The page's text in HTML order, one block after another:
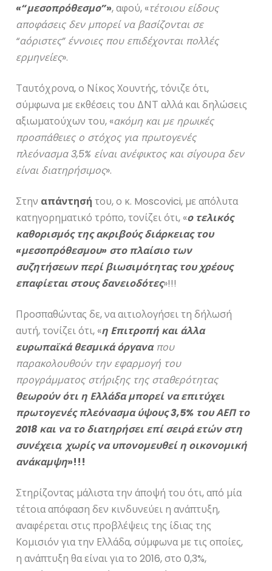
«“μεσοπρόθεσμο”», αφού, «τέτοιου είδους
αποφάσεις δεν μπορεί να βασίζονται σε
“αόριστες” έννοιες που επιδέχονται πολλές
ερμηνείες».
Ταυτόχρονα, ο Νίκος Χουντής, τόνιζε ότι,
σύμφωνα με εκθέσεις του ΔΝΤ αλλά και δηλώσεις
αξιωματούχων του, «ακόμη και με ηρωικές
προσπάθειες ο στόχος για πρωτογενές
πλεόνασμα 3,5% είναι ανέφικτος και σίγουρα δεν
είναι διατηρήσιμος».
Στην απάντησή του, ο κ. Moscovici, με απόλυτα
κατηγορηματικό τρόπο, τονίζει ότι, «ο τελικός
καθορισμός της ακριβούς διάρκειας του
«μεσοπρόθεσμου» στο πλαίσιο των
συζητήσεων περί βιωσιμότητας του χρέους
επαφίεται στους δανειοδότες»!!!
Προσπαθώντας δε, να αιτιολογήσει τη δήλωσή
αυτή, τονίζει ότι, «η Επιτροπή και άλλα
ευρωπαϊκά θεσμικά όργαναπου
παρακολουθούν την εφαρμογή του
προγράμματος στήριξης της σταθερότητας
θεωρούν ότι η Ελλάδα μπορεί να επιτύχει
πρωτογενές πλεόνασμα ύψους 3,5% του ΑΕΠ το
2018 και να το διατηρήσει επί σειρά ετών στη
συνέχεια, χωρίς να υπονομευθεί η οικονομική
ανάκαμψη»!!!
Στηρίζοντας μάλιστα την άποψή του ότι, από μία
τέτοια απόφαση δεν κινδυνεύει η ανάπτυξη,
αναφέρεται στις προβλέψεις της ίδιας της
Κομισιόν για την Ελλάδα, σύμφωνα με τις οποίες,
η ανάπτυξη θα είναι για το 2016, στο 0,3%,